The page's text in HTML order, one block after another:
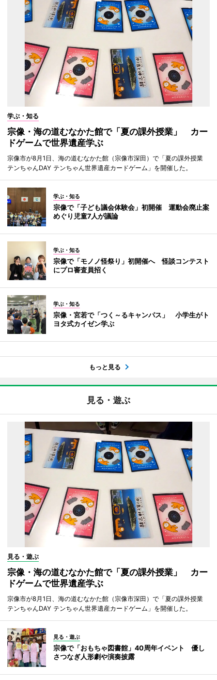
学ぶ・知る
宗像・海の道むなかた館で「夏の課外授業」 カー
ドゲームで世界遺産学ぶ
宗像市が8月1日、海の道むなかた館（宗像市深田）で「夏の課外授業
テンちゃんDAY テンちゃん世界遺産カードゲーム」を開催した。
学ぶ・知る
宗像で「子ども議会体験会」初開催 運動会廃止案
めぐり児童7人が議論
学ぶ・知る
宗像で「モノノ怪祭り」初開催へ 怪談コンテスト
にプロ審査員招く
学ぶ・知る
宗像・宮若で「つく～るキャンパス」 小学生がト
ヨタ式カイゼン学ぶ
もっと見る
見る・遊ぶ
見る・遊ぶ
宗像・海の道むなかた館で「夏の課外授業」 カー
ドゲームで世界遺産学ぶ
宗像市が8月1日、海の道むなかた館（宗像市深田）で「夏の課外授業
テンちゃんDAY テンちゃん世界遺産カードゲーム」を開催した。
見る・遊ぶ
宗像で「おもちゃ図書館」40周年イベント 優し
さつなぎ人形劇や演奏披露